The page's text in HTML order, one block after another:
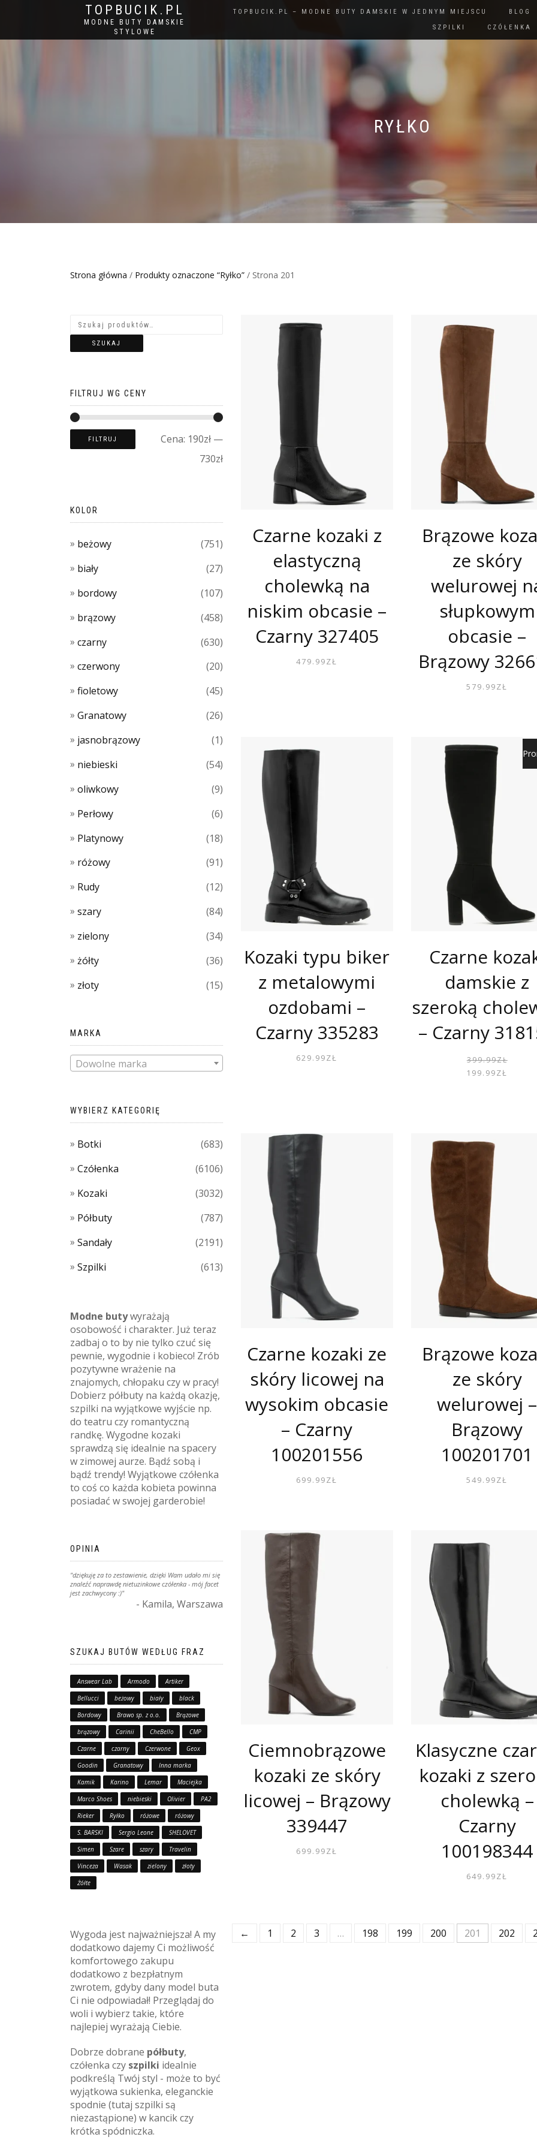
TOPBUCIK.PL
MODNE BUTY DAMSKIE
STYLOWE
TOPBUCIK.PL – MODNE BUTY DAMSKIE W JEDNYM MIEJSCU BLOG
SZPILKI
CZÓŁENKA
RYŁKO
Strona główna / Produkty oznaczone “Ryłko” / Strona 201
Czarne kozaki z
elastyczną
cholewką na
niskim obcasie –
Czarny 327405
479.99ZŁ
Brązowe
ze skóry
welurowej
słupkowym
obcasie –
Brązowy
579.99ZŁ
Kozaki typu biker
z metalowymi
ozdobami –
Czarny 335283
629.99ZŁ
Czarne
damskie z
szeroką
– Czarny
399.99ZŁ
199.99ZŁ
Czarne kozaki ze
skóry licowej na
wysokim obcasie
– Czarny
100201556
699.99ZŁ
Brązowe
ze skóry
welurowej –
Brązowy
100201701
549.99ZŁ
Ciemnobrązowe
kozaki ze skóry
licowej – Brązowy
339447
699.99ZŁ
Klasyczne
kozaki z
cholewką –
Czarny
100198344
649.99ZŁ
← 1 2 3 … 198 199 200 201 202
SZUKAJ
FILTRUJ WG CENY
FILTRUJ Cena: 190zł —
730zł
KOLOR
beżowy
(751)
biały
(27)
bordowy
(107)
brązowy
(458)
czarny
(630)
czerwony
(20)
fioletowy
(45)
Granatowy
(26)
jasnobrązowy
(1)
niebieski
(54)
oliwkowy
(9)
Perłowy
(6)
Platynowy
(18)
różowy
(91)
Rudy
(12)
szary
(84)
zielony
(34)
żółty
(36)
złoty
(15)
MARKA
Dowolne marka
WYBIERZ KATEGORIĘ
Botki
(683)
Czółenka
(6106)
Kozaki
(3032)
Półbuty
(787)
Sandały
(2191)
Szpilki
(613)
Modne butywyrażają
osobowość i charakter. Już teraz
zadbaj o to by nie tylko czuć się
pewnie, wygodnie i kobieco! Zrób
pozytywne wrażenie na
znajomych, chłopaku czy w pracy!
Dobierz półbuty na każdą okazję,
szpilki na wyjątkowe wyjście np.
do teatru czy romantyczną
randkę. Wygodne kozaki
sprawdzą się idealnie na spacery
w zimowej aurze. Bądź sobą i
bądź trendy! Wyjątkowe czółenka
to coś co każda kobieta powinna
posiadać w swojej garderobie!
OPINIA
"dziękuję za to zestawienie, dzięki Wam udało mi się
znaleźć naprawdę nietuzinkowe czółenka - mój facet
jest zachwycony :)"
- Kamila, Warszawa
SZUKAJ BUTÓW WEDŁUG FRAZ
Answear Lab Armodo
Artiker
Bellucci
beżowy biały
black
Bordowy
Brawo sp. z o.o.
Brązowe
brązowy
Carinii CheBello
CMP
Czarne
czarny Czerwone
Geox
Goodin
Granatowy
Inna marka
Kamik
Karino Lemar
Maciejka
Marco Shoes
niebieski Olivier
PA2
Rieker
Ryłko różowe
różowy
S. BARSKI
Sergio Leone
SHELOVET
Simen
Szare szary
Travelin
Vinceza
Wasak zielony
złoty
Żółte
Wygoda jest najważniejsza! A my
dodatkowo dajemy Ci możliwość
komfortowego zakupu
dodatkowo z bezpłatnym
zwrotem, gdyby dany model buta
Ci nie odpowiadał! Przeglądaj do
woli i wybierz takie, które
najlepiej wyrażają Ciebie.
Dobrze dobrane półbuty,
czółenka czy szpilki idealnie
podkreślą Twój styl - może to być
wyjątkowa sukienka, eleganckie
spodnie (tutaj szpilki są
niezastąpione) w kancik czy
krótka spódniczka.